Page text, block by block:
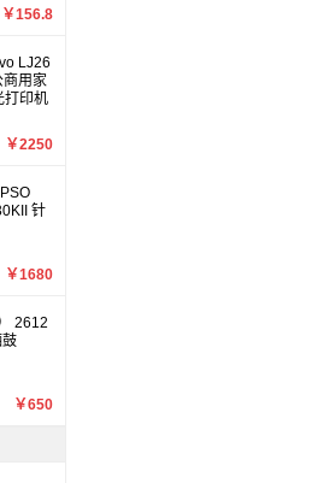
￥156.8
LJ26
用家
打印机
￥2250
针
￥1680
2612
鼓
￥650